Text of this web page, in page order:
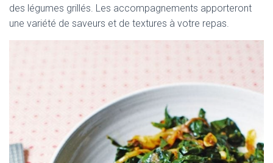
des légumes grillés. Les accompagnements apporteront
une variété de saveurs et de textures à votre repas.